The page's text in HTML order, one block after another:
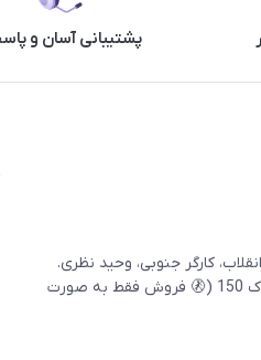
پشتیبانی آسان و
کارگر جنوبی، وحید نظری.
روبروی پلیس امنیت .پلاک 150 (🚷 فروش فقط به صورت